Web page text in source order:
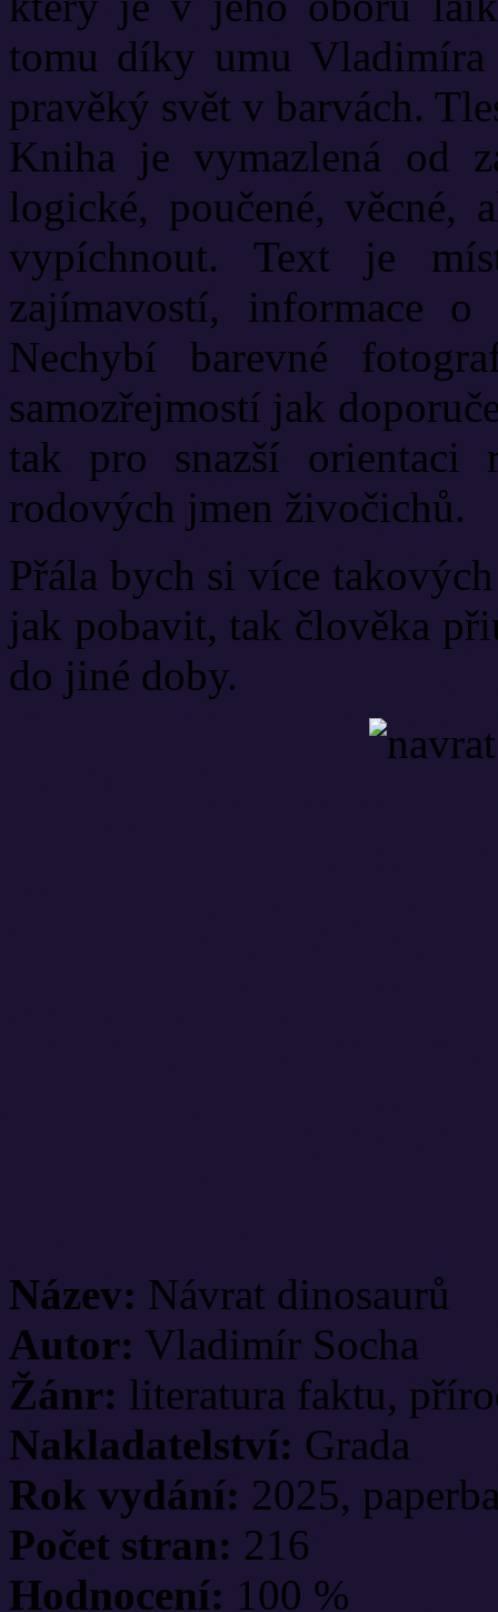
tomu díky umu Vladimíra
pravěký svět v barvách.
Kniha je vymazlená od
logické, poučené,
vypíchnout. Text je
zajímavostí, informace o
Nechybí barevné
samozřejmostí jak
tak pro snazší
rodových jmen živočichů.
Přála bych si více
jak pobavit, tak člověka
do jiné doby.
Název: Návrat dinosaurů
Autor: Vladimír Socha
Žánr: literatura faktu,
Nakladatelství: Grada
Rok vydání: 2025,
Počet stran: 216
Hodnocení: 100 %